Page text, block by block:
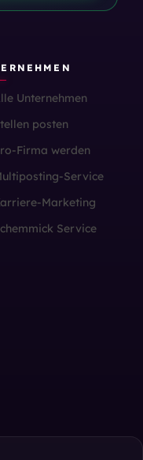
Unternehmen
posten
Firma werden
Service
Marketing
Service